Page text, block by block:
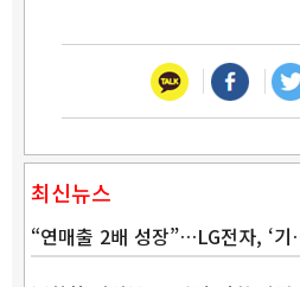
최신뉴스
“연매출 2배 성장”…LG전자, ‘